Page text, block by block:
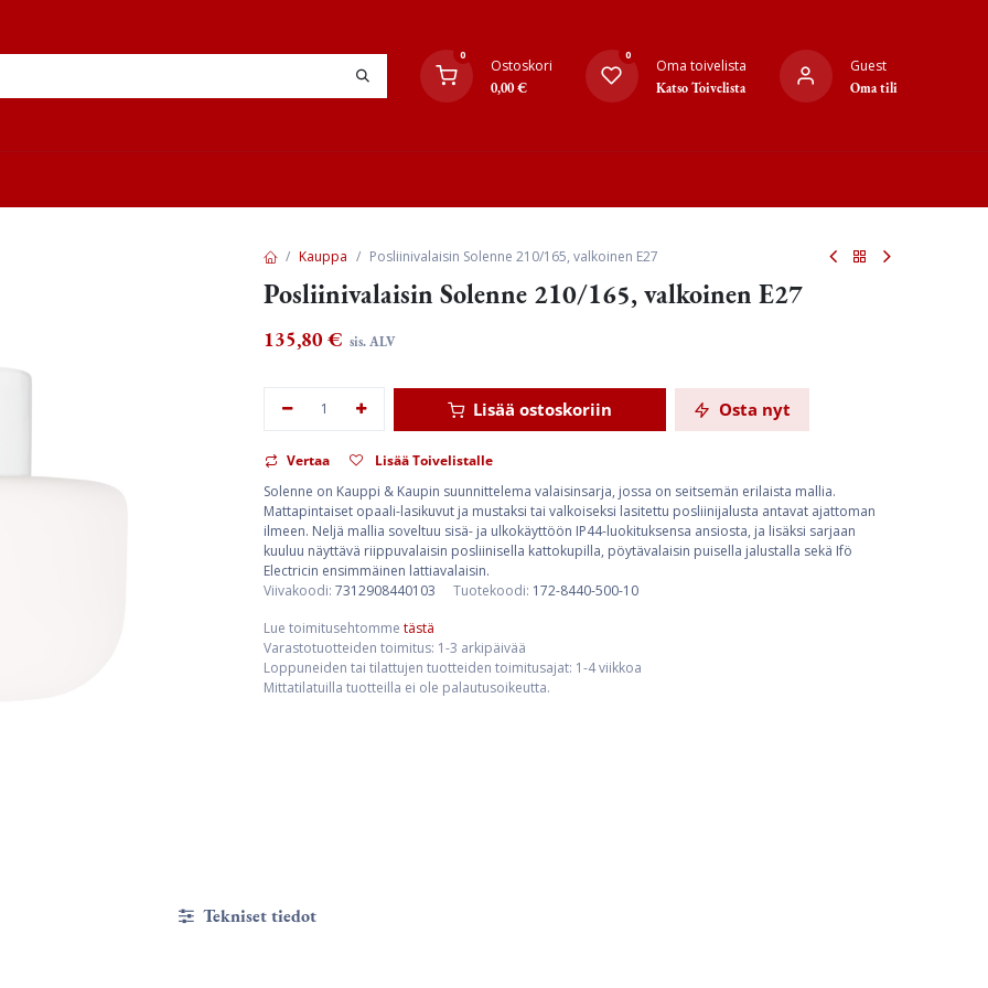
0
Ostoskori
0,00€
0
Oma toivelista
Katso Toivelista
Guest
Oma tili
Kauppa Posliinivalaisin Solenne 210/165, valkoinen E27
Posliinivalaisin Solenne 210/165, valkoinen E27
135,80 € sis. ALV
Lisää ostoskoriin Osta nyt
Vertaa
Lisää Toivelistalle
Solenne on Kauppi & Kaupin suunnittelema valaisinsarja, jossa on seitsemän erilaista mallia.
Mattapintaiset opaali-lasikuvut ja mustaksi tai valkoiseksi lasitettu posliinijalusta antavat ajattoman
ilmeen. Neljä mallia soveltuu sisä- ja ulkokäyttöön IP44-luokituksensa ansiosta, ja lisäksi sarjaan
kuuluu näyttävä riippuvalaisin posliinisella kattokupilla, pöytävalaisin puisella jalustalla sekä Ifö
Electricin ensimmäinen lattiavalaisin.
Viivakoodi: 7312908440103 Tuotekoodi: 172-8440-500-10
Lue toimitusehtomme tästä
Varastotuotteiden toimitus: 1-3 arkipäivää
Loppuneiden tai tilattujen tuotteiden toimitusajat: 1-4 viikkoa
Mittatilatuilla tuotteilla ei ole palautusoikeutta.
Tekniset tiedot